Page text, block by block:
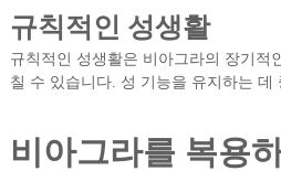
규칙적인 성생활
규칙적인 성생활은 비아그라의 장기적
칠 수 있습니다. 성 기능을 유지하는 데
비아그라를 복용